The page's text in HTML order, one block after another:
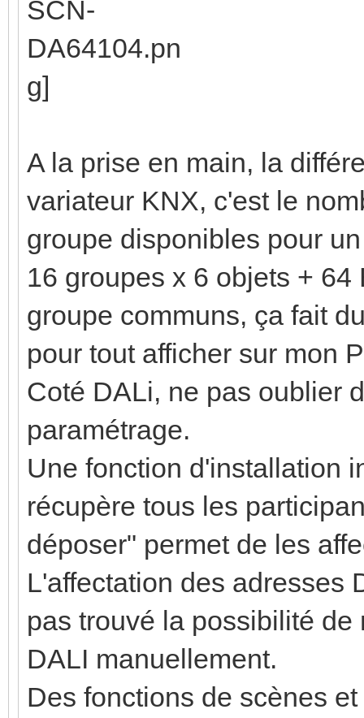
A la prise en main, la
variateur KNX, c'est le
groupe disponibles pour
16 groupes x 6 objets +
groupe communs, ça fait
pour tout afficher sur mon
Coté DALi, ne pas oublier
paramétrage.
Une fonction d'installation
récupère tous les
déposer" permet de les
L'affectation des adresses
pas trouvé la possibilité
DALI manuellement.
Des fonctions de scènes